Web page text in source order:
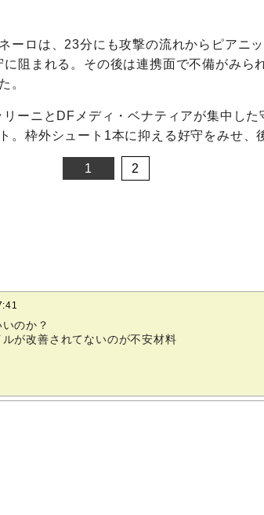
ーロは、23分にも攻撃の流れからピアニ
阻まれる。その後は連携面で不備がみら
。
ーニとDFメディ・ベナティアが集中した
。枠外シュート1本に抑える好守をみせ、
1 2
のか？
が改善されてないのが不安材料